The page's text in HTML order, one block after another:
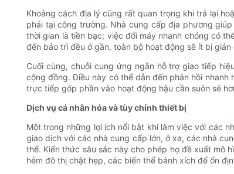
Khoảng cách địa lý cũng rất quan trọng khi trả lại
phải tại công trường. Nhà cung cấp địa phương
thời gian là tiền bạc; việc đổi máy nhanh chóng có
đến bảo trì đều ở gần, toàn bộ hoạt động sẽ ít bị
Cuối cùng, chuỗi cung ứng ngắn hỗ trợ giao tiếp
cộng đồng. Điều này có thể dẫn đến phản hồi
trực tiếp góp phần vào hoạt động hậu cần suôn sẻ
Dịch vụ cá nhân hóa và tùy chỉnh thiết bị
Một trong những lợi ích nổi bật khi làm việc với các
giao dịch với các nhà cung cấp lớn, ở xa, các nhà
thể. Kiến thức sâu sắc này cho phép họ đề xuất mô
hẻm đô thị chật hẹp, các biến thể bánh xích để ổn